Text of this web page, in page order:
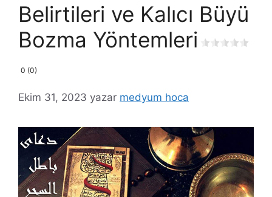
Belirtileri ve Kalıcı Büyü
Bozma Yöntemleri
0 (0)
Ekim 31, 2023 yazar medyum hoca